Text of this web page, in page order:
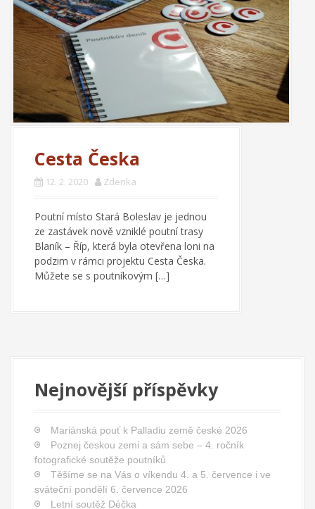
Cesta Česka
12. 2. 2020 Zdenka
Poutní místo Stará Boleslav je jednou
ze zastávek nově vzniklé poutní trasy
Blaník – Říp, která byla otevřena loni na
podzim v rámci projektu Cesta Česka.
Můžete se s poutníkovým […]
Nejnovější příspěvky
Mariánská pouť k Palladiu země české 2026
Poznej českou zemi a sám sebe – 4. ročník
fotografické soutěže poutníků
Těšíme se na Vás o víkendu 4. a 5. července i ve
sváteční pondělí 6. července 2026
Letní soutěž Déčka